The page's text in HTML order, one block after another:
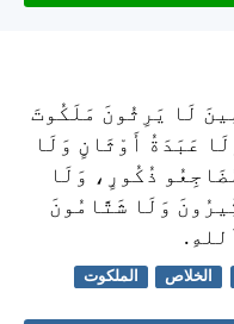
لَا يَرِثُونَ مَلَكُوتَ
عَبَدَةُ أَوْثَانٍ وَلَا
ذُكُورٍ، وَلَا
وَلَا شَتَّامُونَ
الخلاص الملكوت